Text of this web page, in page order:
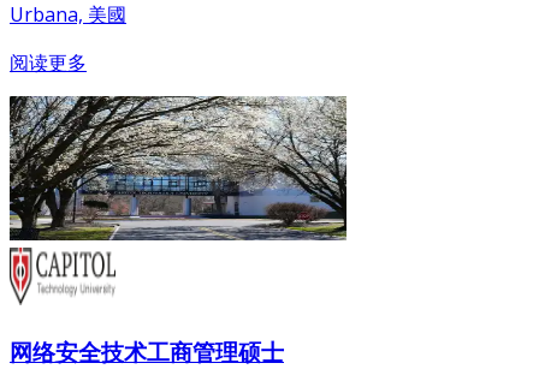
Urbana, 美國
阅读更多
网络安全技术工商管理硕士